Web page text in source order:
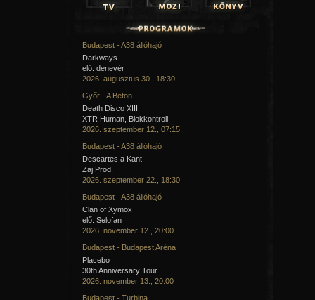
Budapest - A38 állóhajó
Darkways
elő: denevér
2026. augusztus 30., 18:30
Győr - A Beton
Death Disco XIII
XTR Human, Blokkontroll
2026. szeptember 12., 07:15
Budapest - A38 állóhajó
Descartes a Kant
Zaj Prod.
2026. szeptember 22., 18:30
Budapest - A38 állóhajó
Clan of Xymox
elő: Selofan
2026. november 12., 20:00
Budapest - Budapest Aréna
Placebo
30th Anniversary Tour
2026. november 13., 20:00
Budapest - Turbina